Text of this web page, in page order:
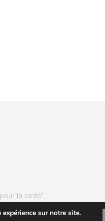
la santé”
ne sont pas remboursables
sur notre site.